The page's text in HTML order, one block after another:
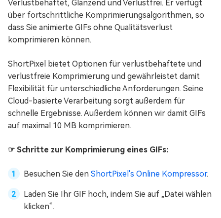
Verlustbehaftet, Glänzend und Verlustfrei. Er verfügt
über fortschrittliche Komprimierungsalgorithmen, so
dass Sie animierte GIFs ohne Qualitätsverlust
komprimieren können.
ShortPixel bietet Optionen für verlustbehaftete und
verlustfreie Komprimierung und gewährleistet damit
Flexibilität für unterschiedliche Anforderungen. Seine
Cloud-basierte Verarbeitung sorgt außerdem für
schnelle Ergebnisse. Außerdem können wir damit GIFs
auf maximal 10 MB komprimieren.
☞ Schritte zur Komprimierung eines GIFs:
Besuchen Sie den ShortPixel's Online Kompressor.
Laden Sie Ihr GIF hoch, indem Sie auf „Datei wählen
klicken“.